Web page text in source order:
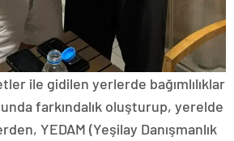
ile gidilen yerlerde bağımlılıklar
farkındalık oluşturup, yerelde
YEDAM (Yeşilay Danışmanlık